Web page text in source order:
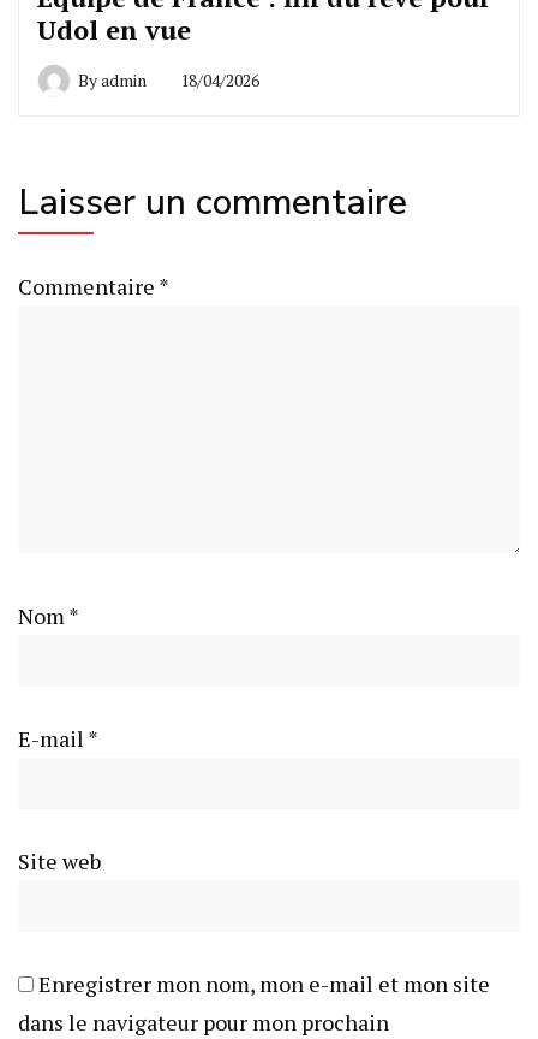
Udol en vue
Byadmin 18/04/2026
Laisser un commentaire
Commentaire *
Nom *
E-mail *
Site web
Enregistrer mon nom, mon e-mail et mon site
dans le navigateur pour mon prochain